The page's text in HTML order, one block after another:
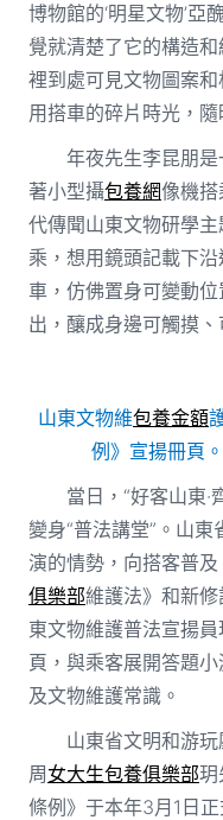
博物館的‘明星文物’亞
覺就清楚了它的構造
裡到處可見文物圖案
用搭車的碎片時光，
年夜先生李昆朋是
著小型攝包養網像機搭
代傳聞山東文物研學
乘，想用鏡頭記載下
車，仿佛置身可變動
出，釀成身邊可觸摸
山東文物維包養金額
例》宣揚冊頁
當日，“好客山東·
變身“普法講堂”。山
演的情勢，向搭客普
俱樂部維護法》和新
東文物維護普法宣揚
頁，與乘客展開答題
及文物維護常識。
山東省文明和游
周 女大生包養俱樂部玥
條例》于本年3月1日